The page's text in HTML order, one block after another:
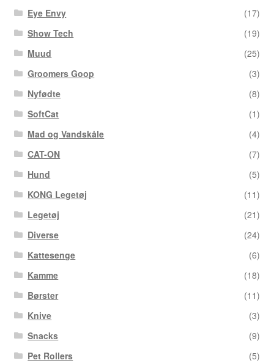
Eye Envy
(17)
Show Tech
(19)
Muud
(25)
Groomers Goop
(3)
Nyfødte
(8)
SoftCat
(1)
Mad og Vandskåle
(4)
CAT-ON
(7)
Hund
(5)
KONG Legetøj
(11)
Legetøj
(21)
Diverse
(24)
Kattesenge
(6)
Kamme
(18)
Børster
(11)
Knive
(3)
Snacks
(9)
Pet Rollers
(5)